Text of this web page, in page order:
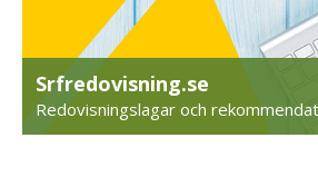
Srfredovisning.se
Redovisningslagar och